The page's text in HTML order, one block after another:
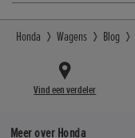
Honda Wagens Blog
Vind een verdeler
Meer over Honda